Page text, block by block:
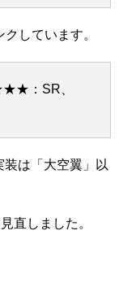
しています。
：SR、
は「大空翼」以
直しました。